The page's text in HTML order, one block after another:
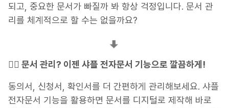
되고, 중요한 문서가 빠질까 봐 항상 걱정입니다. 문서 관
리를 체계적으로 할 수는 없을까요?
🙆‍♀️ 문서 관리? 이젠 샤플 전자문서 기능으로 깔끔하게!
동의서, 신청서, 확인서를 더 간편하게 관리해보세요. 샤플
전자문서 기능을 활용하면 문서를 디지털로 제작해 바로